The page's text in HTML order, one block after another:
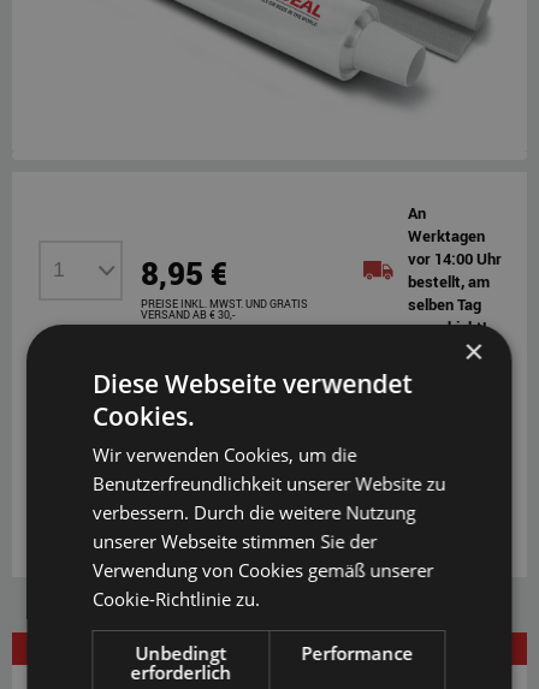
8,95 €
PREISE INKL. MWST. UND GRATIS
VERSAND AB € 30,-
An
Werktagen
vor 14:00 Uhr
bestellt, am
selben Tag
verschickt!
IN DEN WARENKORB
Klarna RatenkaufundKlarna Rechnung
Bestpreis-Garantie
BESCHREIBUNG
×
Diese Webseite verwendet
Cookies.
Wir verwenden Cookies, um die
Benutzerfreundlichkeit unserer Website zu
verbessern. Durch die weitere Nutzung
unserer Webseite stimmen Sie der
Verwendung von Cookies gemäß unserer
Cookie-Richtlinie zu.
Unbedingt
erforderlich
Performance